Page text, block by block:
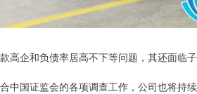
高企和负债率居高不下等问题，其还面临子
中国证监会的各项调查工作，公司也将持